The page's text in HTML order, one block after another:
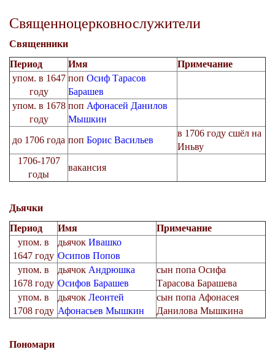
Священноцерковнослужители
Священники
Период
Имя
Примечание
упом. в 1647
году
поп Осиф Тарасов
Барашев
упом. в 1678
году
поп Афонасей Данилов
Мышкин
до 1706 года поп Борис Васильев
в 1706 году сшёл на
Иньву
1706-1707
годы
вакансия
Дьячки
Период
Имя
Примечание
упом. в
1647 году
дьячок Ивашко
Осипов Попов
упом. в
1678 году
дьячок Андрюшка
Осифов Барашев
сын попа Осифа
Тарасова Барашева
упом. в
1708 году
дьячок Леонтей
Афонасьев Мышкин
сын попа Афонасея
Данилова Мышкина
Пономари